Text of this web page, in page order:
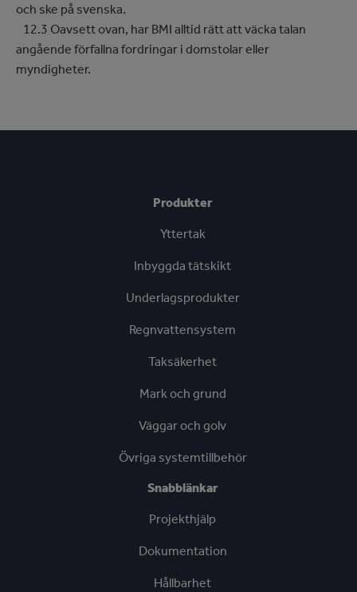
och ske på svenska.
12.3 Oavsett ovan, har BMI alltid rätt att väcka talan
angående förfallna fordringar i domstolar eller
myndigheter.
Produkter
Yttertak
Inbyggda tätskikt
Underlagsprodukter
Regnvattensystem
Taksäkerhet
Mark och grund
Väggar och golv
Övriga systemtillbehör
Snabblänkar
Projekthjälp
Dokumentation
Hållbarhet